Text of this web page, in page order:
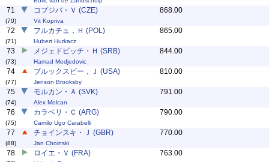
71
(70)
コプジバ・Ｖ (CZE)
Vit Kopriva
868.00
72
(71)
フルカチュ，Ｈ (POL)
Hubert Hurkacz
865.00
73
(73)
メジェドビッチ・Ｈ (SRB)
Hamad Medjedovic
844.00
74
(77)
ブルックスビー，Ｊ (USA)
Jenson Brooksby
810.00
75
(74)
モルカン・Ａ (SVK)
Alex Molcan
791.00
76
(75)
カラベリ・Ｃ (ARG)
Camilo Ugo Carabelli
790.00
77
(88)
チョインスキ・Ｊ (GBR)
Jan Choinski
770.00
78 ロイエ・Ｖ (FRA) 763.00